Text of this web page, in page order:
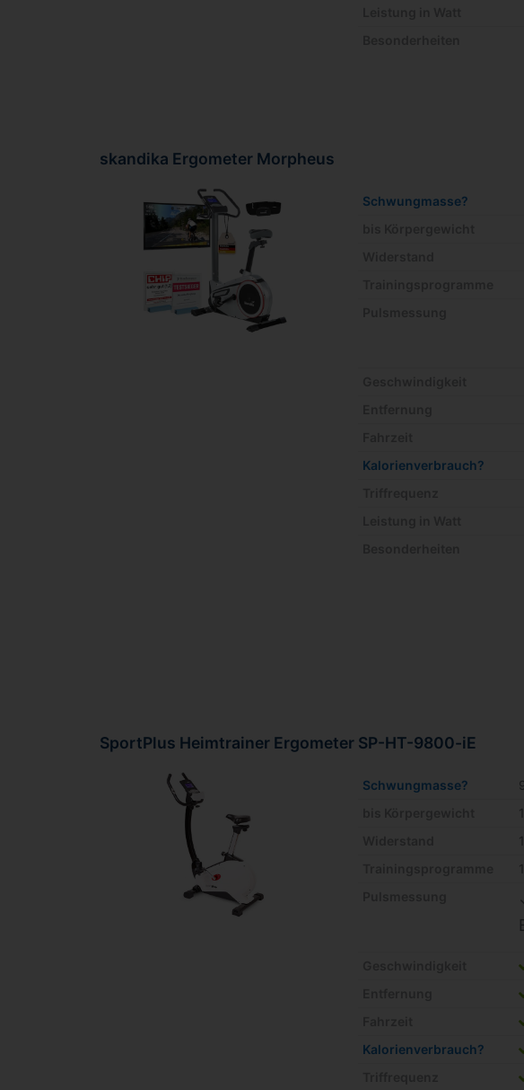
skandika Ergometer Morpheus
Schwungmasse?
Kalorienverbrauch?
SportPlus Heimtrainer Ergometer SP-HT-9800-iE
Schwungmasse?
Kalorienverbrauch?